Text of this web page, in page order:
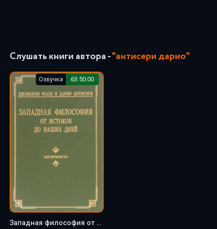
Слушать книги автора -"антисери дарио"
Озвучка 63:50:00
Западная философия от истоков до наших дней. Том 1-3 - Дарио Антисери, Джованни Реале